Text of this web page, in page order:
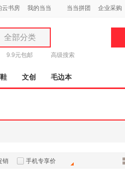
云书房 我的当当 当当拼团 企业采购
全部分类
全部分类
图书
电子书
孕婴服饰
9.9元包邮 高级搜索
文创 毛边本
销 手机专享价